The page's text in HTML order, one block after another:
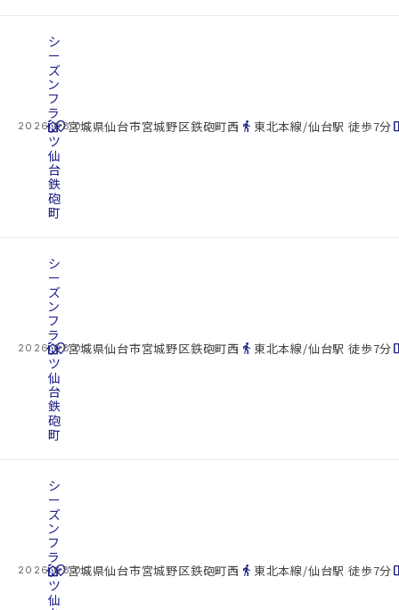
2026.08.09
cottage
シ
ー
ズ
ン
フ
ラ
ッ
ツ
仙
台
鉄
砲
町
location_on宮城県仙台市宮城野区鉄砲町西 directions_walk 東北本線/仙台駅 徒歩7分
2026.08.09
cottage
シ
ー
ズ
ン
フ
ラ
ッ
ツ
仙
台
鉄
砲
町
location_on宮城県仙台市宮城野区鉄砲町西 directions_walk 東北本線/仙台駅 徒歩7分
2026.08.09
cottage
シ
ー
ズ
ン
フ
ラ
ッ
ツ
仙
location_on宮城県仙台市宮城野区鉄砲町西 directions_walk 東北本線/仙台駅 徒歩7分